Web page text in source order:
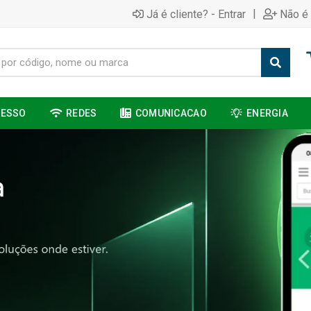
Já é cliente? - Entrar | Não
REDES COMUNICACAO ENERGIA